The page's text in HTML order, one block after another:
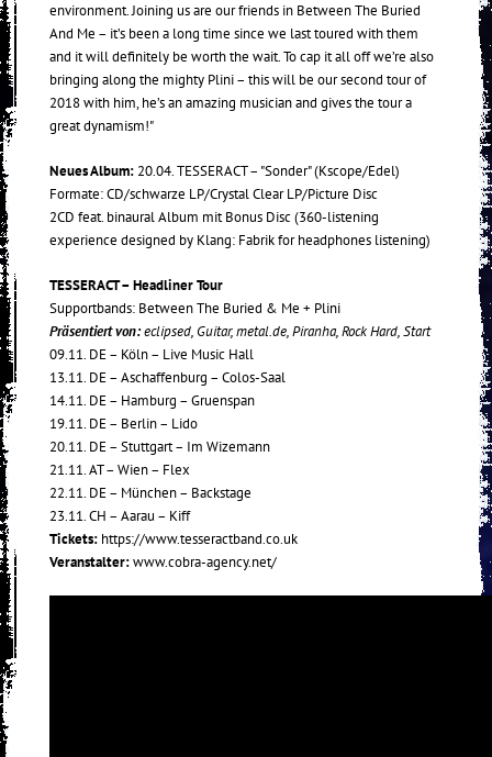
environment. Joining us are our friends in Between The Buried
And Me – it’s been a long time since we last toured with them
and it will definitely be worth the wait. To cap it all off we’re also
bringing along the mighty Plini – this will be our second tour of
2018 with him, he’s an amazing musician and gives the tour a
great dynamism!"
Neues Album:20.04. TESSERACT – "Sonder" (Kscope/Edel)
Formate: CD/schwarze LP/Crystal Clear LP/Picture Disc
2CD feat. binaural Album mit Bonus Disc (360-listening
experience designed by Klang: Fabrik for headphones listening)
TESSERACT – Headliner Tour
Supportbands: Between The Buried & Me + Plini
Präsentiert von:eclipsed, Guitar, metal.de, Piranha, Rock Hard, Start
09.11. DE – Köln – Live Music Hall
13.11. DE – Aschaffenburg – Colos-Saal
14.11. DE – Hamburg – Gruenspan
19.11. DE – Berlin – Lido
20.11. DE – Stuttgart – Im Wizemann
21.11. AT – Wien – Flex
22.11. DE – München – Backstage
23.11. CH – Aarau – Kiff
Tickets: https://www.tesseractband.co.uk
Veranstalter:www.cobra-agency.net/